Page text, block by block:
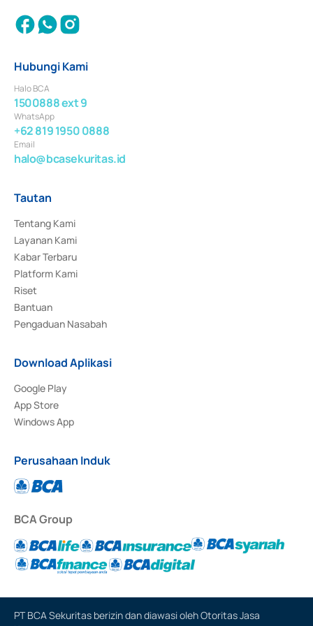
Hubungi Kami
Halo BCA
1500888 ext 9
WhatsApp
+62 819 1950 0888
Email
halo@bcasekuritas.id
Tautan
Tentang Kami
Layanan Kami
Kabar Terbaru
Platform Kami
Riset
Bantuan
Pengaduan Nasabah
Download Aplikasi
Google Play
App Store
Windows App
Perusahaan Induk
BCA Group
PT BCA Sekuritas berizin dan diawasi oleh Otoritas Jasa